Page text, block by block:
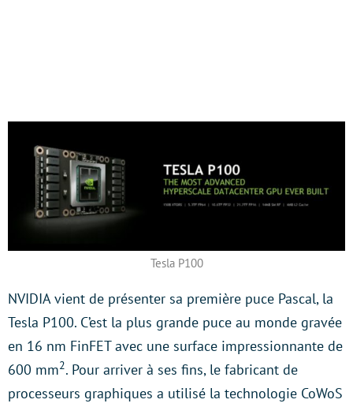
Tesla P100
NVIDIA vient de présenter sa première puce Pascal, la
Tesla P100. C’est la plus grande puce au monde gravée
en 16 nm FinFET avec une surface impressionnante de
600 mm2. Pour arriver à ses fins, le fabricant de
processeurs graphiques a utilisé la technologie CoWoS